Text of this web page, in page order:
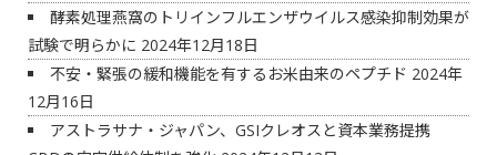
酵素処理燕窩のトリインフルエンザウイルス感染抑制効果が
試験で明らかに 2024年12月18日
不安・緊張の緩和機能を有するお米由来のペプチド 2024年
12月16日
アストラサナ・ジャパン、GSIクレオスと資本業務提携